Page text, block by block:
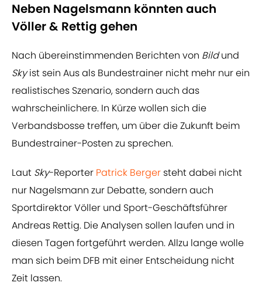
Neben Nagelsmann könnten auch
Völler & Rettig gehen
Nach übereinstimmenden Berichten von Bildund
Skyist sein Aus als Bundestrainer nicht mehr nur ein
realistisches Szenario, sondern auch das
wahrscheinlichere. In Kürze wollen sich die
Verbandsbosse treffen, um über die Zukunft beim
Bundestrainer-Posten zu sprechen.
Laut Sky-Reporter Patrick Berger steht dabei nicht
nur Nagelsmann zur Debatte, sondern auch
Sportdirektor Völler und Sport-Geschäftsführer
Andreas Rettig. Die Analysen sollen laufen und in
diesen Tagen fortgeführt werden. Allzu lange wolle
man sich beim DFB mit einer Entscheidung nicht
Zeit lassen.